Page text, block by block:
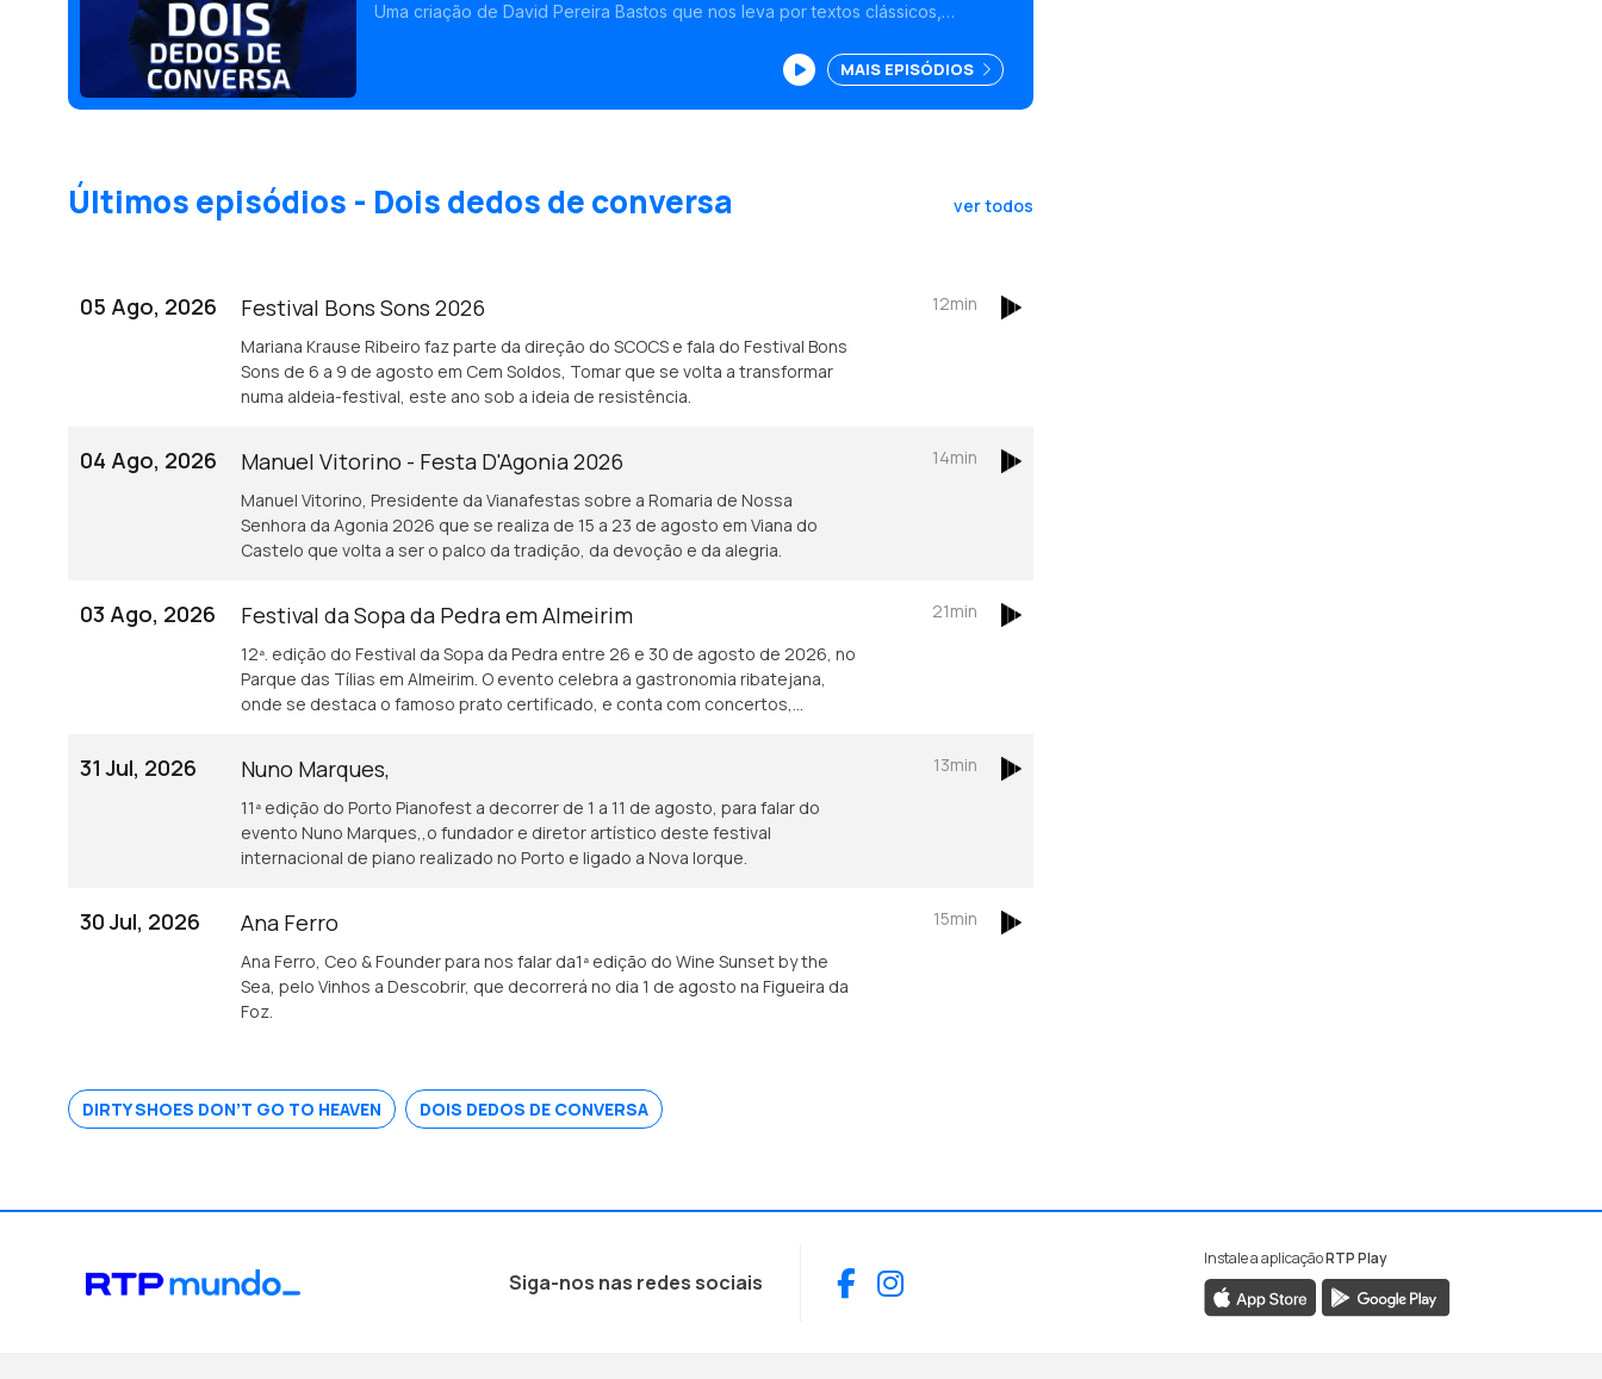
Uma criação de David Pereira Bastos que nos leva por textos clássicos,
MAIS EPISÓDIOS
Últimos episódios - Dois dedos de conversa ver todos
05 Ago, 2026 Festival Bons Sons 2026
Mariana Krause Ribeiro faz parte da direção do SCOCS e fala do Festival Bons
Sons de 6 a 9 de agosto em Cem Soldos, Tomar que se volta a transformar
numa aldeia-festival, este ano sob a ideia de resistência.
12min
04 Ago, 2026 Manuel Vitorino - Festa D'Agonia 2026
Manuel Vitorino, Presidente da Vianafestas sobre a Romaria de Nossa
Senhora da Agonia 2026 que se realiza de 15 a 23 de agosto em Viana do
Castelo que volta a ser o palco da tradição, da devoção e da alegria.
14min
03 Ago, 2026 Festival da Sopa da Pedra em Almeirim
12ª. edição do Festival da Sopa da Pedra entre 26 e 30 de agosto de 2026, no
Parque das Tílias em Almeirim. O evento celebra a gastronomia ribatejana,
onde se destaca o famoso prato certificado, e conta com concertos,
21min
31 Jul, 2026 Nuno Marques,
11ª edição do Porto Pianofest a decorrer de 1 a 11 de agosto, para falar do
evento Nuno Marques,,o fundador e diretor artístico deste festival
internacional de piano realizado no Porto e ligado a Nova Iorque.
13min
30 Jul, 2026 Ana Ferro
Ana Ferro, Ceo & Founder para nos falar da1ª edição do Wine Sunset by the
Sea, pelo Vinhos a Descobrir, que decorrerá no dia 1 de agosto na Figueira da
Foz.
15min
DIRTY SHOES DON’T GO TO HEAVEN DOIS DEDOS DE CONVERSA
Siga-nos nas redes sociais Facebook
Instagram
Instale a aplicaçãoRTP Play